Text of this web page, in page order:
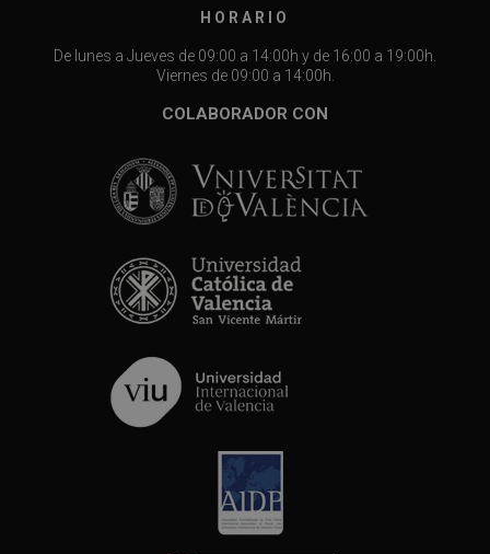
HORARIO
De lunes a Jueves de 09:00 a 14:00h y de 16:00 a 19:00h.
Viernes de 09:00 a 14:00h.
COLABORADOR CON